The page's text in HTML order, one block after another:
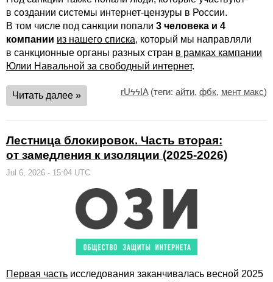
в создании системы интернет-цензуры в России.
В том числе под санкции попали 3 человека и 4
компании из нашего списка, который мы направляли
в санкционные органы разных стран в рамках кампании
Юлии Навальной за свободный интернет.
Читать далее » rUϟϟIA(теги: айти, фбк, мент макс)
Лестница блокировок. Часть вторая:
от замедления к изоляции (2025-2026)
Jul 6, 2026 - 15:04 UTC
Первая часть исследования заканчивалась весной 2025